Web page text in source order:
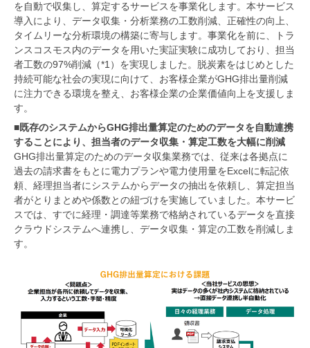
を自動で収集し、算定するサービスを事業化します。本サービス
導入により、データ収集・分析業務の工数削減、正確性の向上、
タイムリーな分析環境の構築に寄与します。事業化を前に、トラ
ンスコスモス内のデータを用いた実証実験に成功しており、担当
者工数の97%削減（*1）を実現しました。脱炭素をはじめとした
持続可能な社会の実現に向けて、お客様企業がGHG排出量削減
に注力できる環境を整え、お客様企業の企業価値向上を支援しま
す。
■既存のシステムからGHG排出量算定のためのデータを自動連携
することにより、担当者のデータ収集・算定工数を大幅に削減
GHG排出量算定のためのデータ収集業務では、従来は各拠点に
過去の請求書をもとに電力プランや電力使用量をExcelに転記依
頼、経理担当者にシステムからデータの抽出を依頼し、算定担当
者がとりまとめや係数との紐づけを実施していました。本サービ
スでは、すでに経理・調達等業務で格納されているデータを直接
クラウドシステムへ連携し、データ収集・算定の工数を削減しま
す。